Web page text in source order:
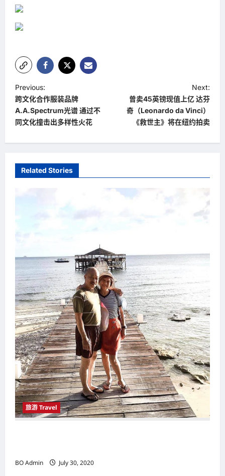
P
o
s
a
v
i
a
i
o
n
Previous:
跨文化合作服装品牌
A.A.Spectrum光谱 通过不
同文化撞击出多样性火花
Next:
曾卖45英镑现值上亿 达芬
奇（Leonardo da Vinci）
《救世主》将在纽约拍卖
Related Stories
旅游 Travel
BO Admin July 30, 2020